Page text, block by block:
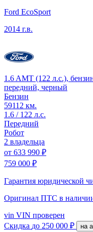
Ford EcoSport
2014 г.в.
1.6 AMT (122 л.с.),
передний, черный
Бензин
59112 км.
1.6 / 122 л.с.
Передний
Робот
2 владельца
от 633 990 ₽
759 000 ₽
Гарантия юридической
Оригинал ПТС в
vin VIN проверен
Скидка до 250 000 ₽